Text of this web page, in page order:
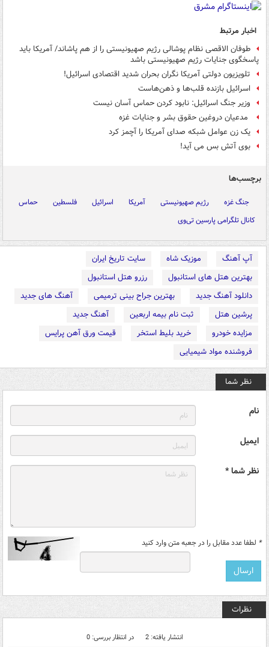
اخبار مرتبط
طوفان الاقصی نظام پوشالی رژیم صهیونیستی را از هم پاشاند/ آمریکا باید
پاسخگوی جنایات رژیم صهیونیستی باشد
تلویزیون دولتی آمریکا نگران بحران شدید اقتصادی اسرائیل!
اسرائیل بازنده قلب‌ها و ذهن‌هاست
وزیر جنگ اسرائیل: نابود کردن حماس آسان نیست
مدعیان دروغین حقوق بشر و جنایات غزه
یک زن عوامل شبکه صدای آمریکا را آچمز کرد
بوی آتش بس می آید!
برچسب‌ها
جنگ غزه رژیم صهیونیستی آمریکا اسرائیل فلسطین
حماس
کانال تلگرامی پارسین تی‌وی
آپ آهنگ موزیک شاه
سایت تاریخ ایران
بهترین هتل های استانبول
رزرو هتل استانبول
دانلود آهنگ جدید
بهترین جراح بینی ترمیمی
آهنگ های جدید
پرشین هتل
ثبت نام بیمه اربعین
آهنگ جدید
مزایده خودرو
خرید بلیط استخر
قیمت ورق آهن پرایس
فروشنده مواد شیمیایی
نظر شما
نام
ایمیل
نظر شما *
* لطفا عدد مقابل را در جعبه متن وارد کنید
نظرات
انتشار یافته: 2 در انتظار بررسی: 0